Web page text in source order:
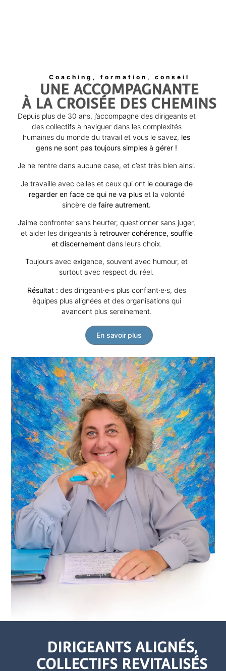
Coaching, formation, conseil
UNE ACCOMPAGNANTE
À LA CROISÉE DES CHEMINS
Depuis plus de 30 ans, j’accompagne des dirigeants et
des collectifs à naviguer dans les complexités
humaines du monde du travail et vous le savez, les
gens ne sont pas toujours simples à gérer !
Je ne rentre dans aucune case, et c’est très bien ainsi.
Je travaille avec celles et ceux qui ont le courage de
regarder en face ce qui ne va plus et la volonté
sincère defaire autrement.
J’aime confronter sans heurter, questionner sans juger,
et aider les dirigeants à retrouver cohérence, souffle
et discernementdans leurs choix.
Toujours avec exigence, souvent avec humour, et
surtout avec respect du réel.
Résultat : des dirigeant·e·s plus confiant·e·s, des
équipes plus alignées et des organisations qui
avancent plus sereinement.
En savoir plus
DIRIGEANTS ALIGNÉS,
COLLECTIFS REVITALISÉS